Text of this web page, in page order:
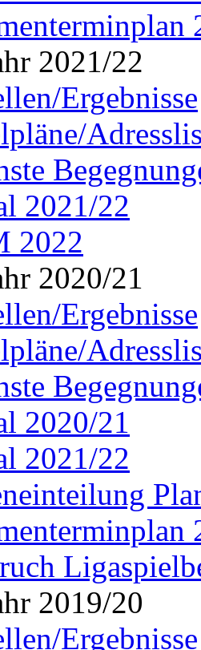
2021/22
Ergebnisse
2021/22
2022
2020/21
Ergebnisse
2020/21
2021/22
2019/20
Ergebnisse